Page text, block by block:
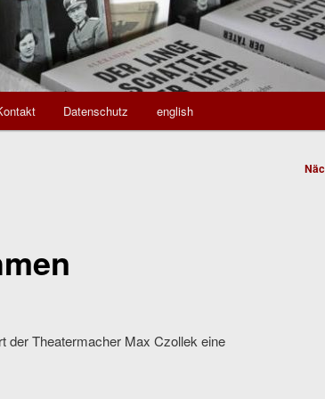
Datenschutz english
der Theatermacher Max Czollek eine